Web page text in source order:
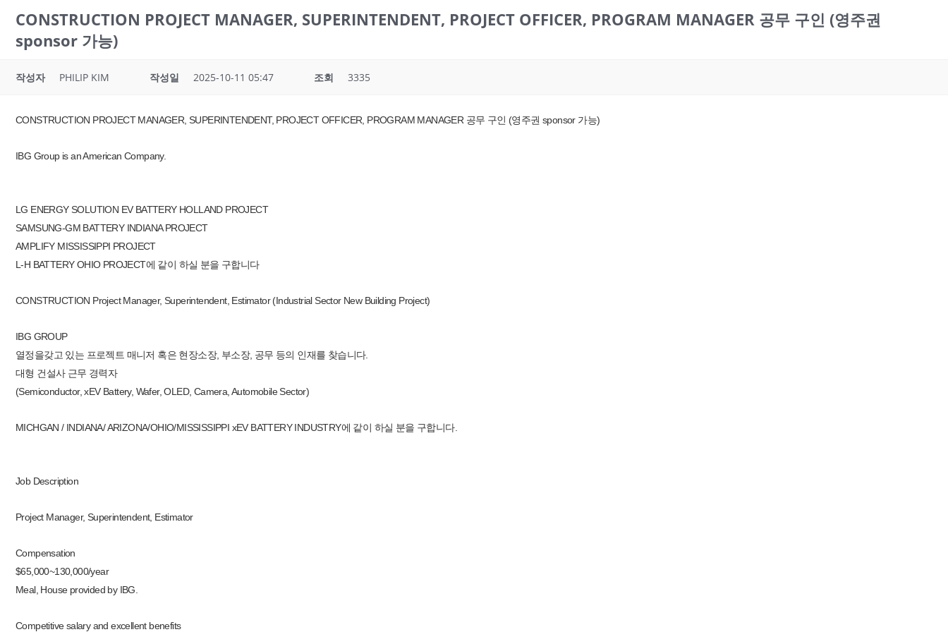
CONSTRUCTION PROJECT MANAGER, SUPERINTENDENT, PROJECT OFFICER, PROGRAM MANAGER 공무 구인 (영주권
sponsor 가능)
작성자 PHILIP KIM 작성일 2025-10-11 05:47 조회 3335
CONSTRUCTION PROJECT MANAGER, SUPERINTENDENT, PROJECT OFFICER, PROGRAM MANAGER 공무 구인 (영주권 sponsor 가능)
IBG Group is an American Company.
LG ENERGY SOLUTION EV BATTERY HOLLAND PROJECT
SAMSUNG-GM BATTERY INDIANA PROJECT
AMPLIFY MISSISSIPPI PROJECT
L-H BATTERY OHIO PROJECT에 같이 하실 분을 구합니다
CONSTRUCTION Project Manager, Superintendent, Estimator (Industrial Sector New Building Project)
IBG GROUP
열정을갖고 있는 프로젝트 매니저 혹은 현장소장, 부소장, 공무 등의 인재를 찾습니다.
대형 건설사 근무 경력자
(Semiconductor, xEV Battery, Wafer, OLED, Camera, Automobile Sector)
MICHGAN / INDIANA/ ARIZONA/OHIO/MISSISSIPPI xEV BATTERY INDUSTRY에 같이 하실 분을 구합니다.
Job Description
Project Manager, Superintendent, Estimator
Compensation
$65,000~130,000/year
Meal, House provided by IBG.
Competitive salary and excellent benefits